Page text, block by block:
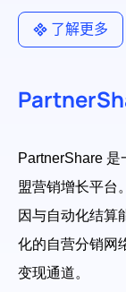
RPA
Local
批量
跨境
社媒
网络
下载
预约演示
登录
注册
了解更多
PartnerShare
盟营销增长平台
因与自动化结算
化的自营分销网
变现通道。